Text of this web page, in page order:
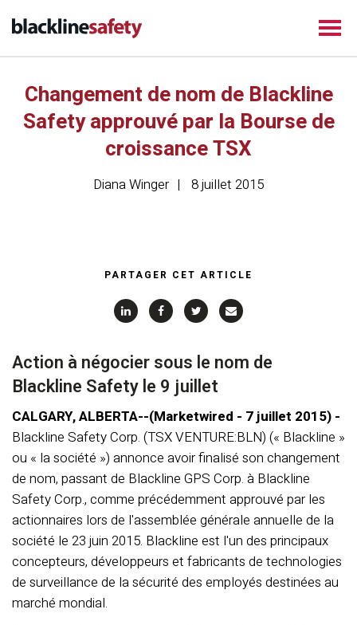
Changement de nom de Blackline
Safety approuvé par la Bourse de
croissance TSX
Diana Winger 8 juillet 2015
PARTAGER CET ARTICLE
Action à négocier sous le nom de
Blackline Safety le 9 juillet
CALGARY, ALBERTA--(Marketwired - 7 juillet 2015) -
Blackline Safety Corp. (TSX VENTURE:BLN) (« Blackline »
ou « la société ») annonce avoir finalisé son changement
de nom, passant de Blackline GPS Corp. à Blackline
Safety Corp., comme précédemment approuvé par les
actionnaires lors de l'assemblée générale annuelle de la
société le 23 juin 2015. Blackline est l'un des principaux
concepteurs, développeurs et fabricants de technologies
de surveillance de la sécurité des employés destinées au
marché mondial.